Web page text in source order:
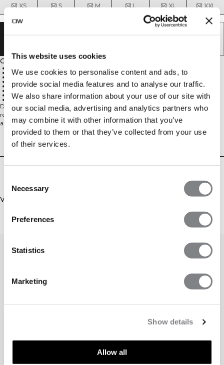
This website uses cookies
We use cookies to personalise content and ads, to
provide social media features and to analyse our traffic.
We also share information about your use of our site with
our social media, advertising and analytics partners who
may combine it with other information that you’ve
provided to them or that they’ve collected from your use
of their services.
Selection
Necessary
Preferences
Statistics
Marketing
Show details
Allow all
XS S M L XL XXL
UITVERKOCHT - BRENG ME OP DE
Omschrijving
81% Polyester, 14% Katoen, 5% Elastaan
Loszittend trainingstopje
Cropped lengte
Dri-release stoftechnologie
Absorbeert en verplaatst vocht snel
Houdt je droog tijdens intensieve trainingen
Normale pasvorm
Arctic Blue kleur
De Mirage Cropped Singlet is een loszittend trainingstopje gemaakt van Dri-
release stof die je droog en comfortabel houdt. De unieke vezelsamenstelling
absorbeert vocht en verspreidt het over een groter oppervlak, waardoor de
stof snel droogt, zelfs tijdens intensieve trainingen. 81% Polyester, 14% Katoen,
5% Spandex
Technische aspecten
Vergelijkbare producten